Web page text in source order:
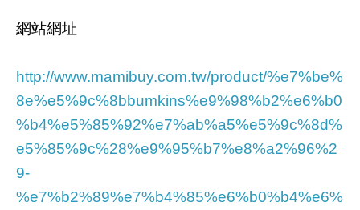
網站網址
http://www.mamibuy.com.tw/product/%e7%be%
8e%e5%9c%8bbumkins%e9%98%b2%e6%b0
%b4%e5%85%92%e7%ab%a5%e5%9c%8d%
e5%85%9c%28%e9%95%b7%e8%a2%96%2
9-
%e7%b2%89%e7%b4%85%e6%b0%b4%e6%